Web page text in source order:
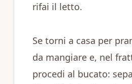
rifai il letto.
Se torni a casa per
da mangiare e, nel
procedi al bucato: